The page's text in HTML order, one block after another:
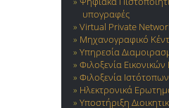
υπογραφές
Virtual Private
Μηχανογραφικό
Υπηρεσία
Φιλοξενία
Φιλοξενία Ιστότοπων
Ηλεκτρονικά
Υποστήριξη